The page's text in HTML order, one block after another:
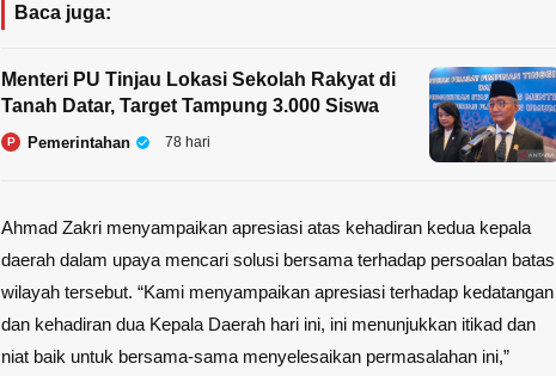
Baca juga:
Menteri PU Tinjau Lokasi Sekolah Rakyat di
Tanah Datar, Target Tampung 3.000 Siswa
P Pemerintahan 78 hari
Ahmad Zakri menyampaikan apresiasi atas kehadiran kedua kepala
daerah dalam upaya mencari solusi bersama terhadap persoalan batas
wilayah tersebut. “Kami menyampaikan apresiasi terhadap kedatangan
dan kehadiran dua Kepala Daerah hari ini, ini menunjukkan itikad dan
niat baik untuk bersama-sama menyelesaikan permasalahan ini,”